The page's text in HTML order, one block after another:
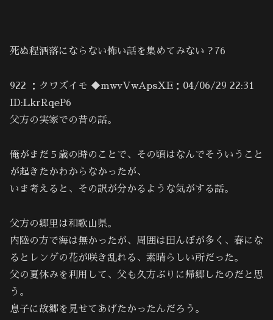
死ぬ程洒落にならない怖い話を集めてみない？76
922 ：クワズイモ ◆mwvVwApsXE：04/06/29 22:31
ID:LkrRqeP6
父方の実家での昔の話。
俺がまだ５歳の時のことで、その頃はなんでそういうこと
が起きたかわからなかったが、
いま考えると、その訳が分かるような気がする話。
父方の郷里は和歌山県。
内陸の方で海は無かったが、周囲は田んぼが多く、春にな
るとレンゲの花が咲き乱れる、素晴らしい所だった。
父の夏休みを利用して、父も久方ぶりに帰郷したのだと思
う。
息子に故郷を見せてあげたかったんだろう。